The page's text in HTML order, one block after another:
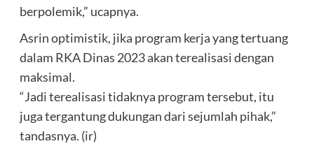
berpolemik,” ucapnya.
Asrin optimistik, jika program kerja yang tertuang
dalam RKA Dinas 2023 akan terealisasi dengan
maksimal.
“Jadi terealisasi tidaknya program tersebut, itu
juga tergantung dukungan dari sejumlah pihak,”
tandasnya. (ir)